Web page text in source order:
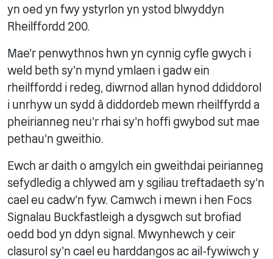
yn oed yn fwy ystyrlon yn ystod blwyddyn
Rheilffordd 200.
Mae'r penwythnos hwn yn cynnig cyfle gwych i
weld beth sy'n mynd ymlaen i gadw ein
rheilffordd i redeg, diwrnod allan hynod ddiddorol
i unrhyw un sydd â diddordeb mewn rheilffyrdd a
pheirianneg neu'r rhai sy'n hoffi gwybod sut mae
pethau'n gweithio.
Ewch ar daith o amgylch ein gweithdai peirianneg
sefydledig a chlywed am y sgiliau treftadaeth sy'n
cael eu cadw'n fyw. Camwch i mewn i hen Focs
Signalau Buckfastleigh a dysgwch sut brofiad
oedd bod yn ddyn signal. Mwynhewch y ceir
clasurol sy'n cael eu harddangos ac ail-fywiwch y